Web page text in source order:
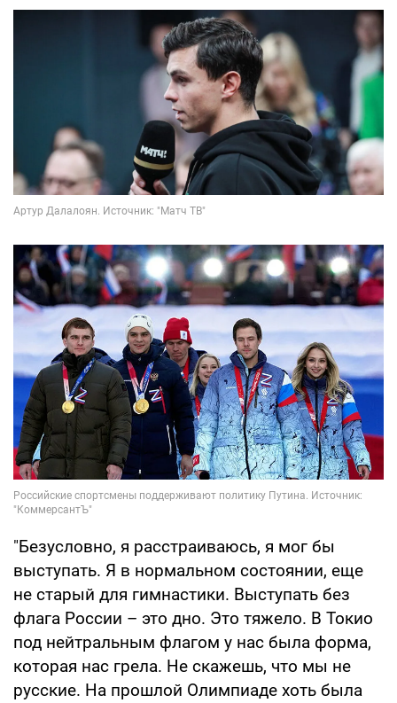
"Безусловно, я расстраиваюсь, я мог бы
выступать. Я в нормальном состоянии, еще
не старый для гимнастики. Выступать без
флага России – это дно. Это тяжело. В Токио
под нейтральным флагом у нас была форма,
которая нас грела. Не скажешь, что мы не
русские. На прошлой Олимпиаде хоть была